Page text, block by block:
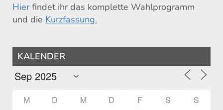
Hierfindet ihr das komplette Wahlprogramm
und die Kurzfassung.
KALENDER
M D M D F S S